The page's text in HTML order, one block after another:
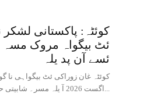
کوئٹہ: پاکستانی لشکر
ئٹ بیگواہ مروک مسہ
ئسے آن پد یلہ
اگست 2026 آ یلہ مسر۔ شابیتی حوال اتا...